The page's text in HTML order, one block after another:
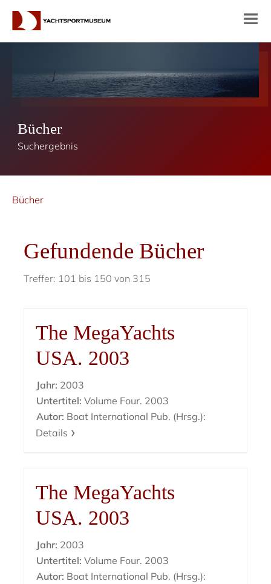
Bücher
Suchergebnis
Bücher
Gefundende Bücher
Treffer: 101 bis 150 von 315
The MegaYachts
USA. 2003
Jahr: 2003
Untertitel: Volume Four. 2003
Autor: Boat International Pub. (Hrsg.):
Details
The MegaYachts
USA. 2003
Jahr: 2003
Untertitel: Volume Four. 2003
Autor: Boat International Pub. (Hrsg.):